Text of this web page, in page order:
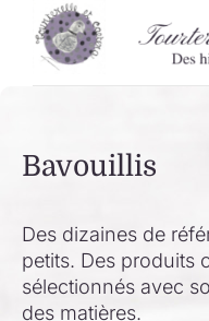
Passer
contenu
Bavouillis
Des dizaines de
petits. Des produits
sélectionnés avec
des matières.